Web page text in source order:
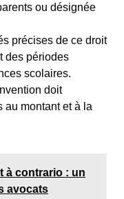
ou désignée
précises de ce droit
des périodes
scolaires.
doit
au montant et à la
à contrario : un
avocats